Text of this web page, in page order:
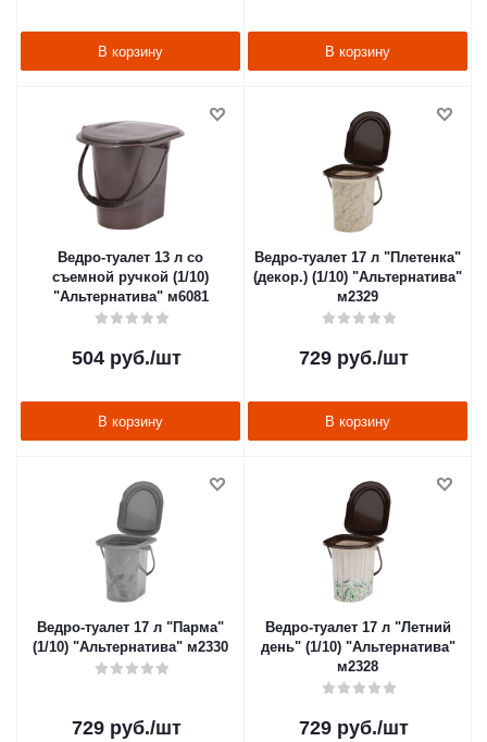
В корзину В корзину
Ведро-туалет 13 л со
съемной ручкой (1/10)
"Альтернатива" м6081
504 руб./шт
В корзину
Ведро-туалет 17 л "Плетенка"
(декор.) (1/10) "Альтернатива"
м2329
729 руб./шт
В корзину
Ведро-туалет 17 л "Парма"
(1/10) "Альтернатива" м2330
729 руб./шт
Ведро-туалет 17 л "Летний
день" (1/10) "Альтернатива"
м2328
729 руб./шт